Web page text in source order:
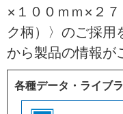
×１００ｍｍ×２
ク柄）〉のご採用
から製品の情報が
各種データ・ライブ